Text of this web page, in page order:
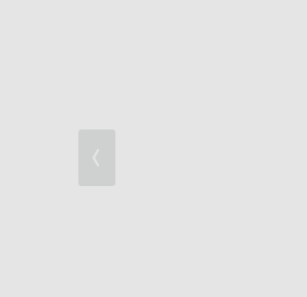
撮影体験を